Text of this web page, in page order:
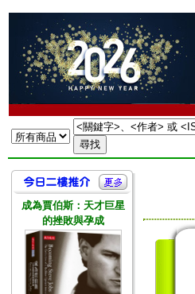
成為賈伯斯：天才巨星
的挫敗與孕成